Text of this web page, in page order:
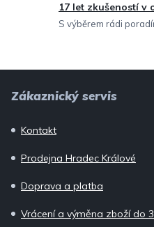
17 let zkušeností v
S výběrem rádi
Zákaznický servis
Kontakt
Prodejna Hradec Králové
Doprava a platba
Vrácení a výměna zboží do